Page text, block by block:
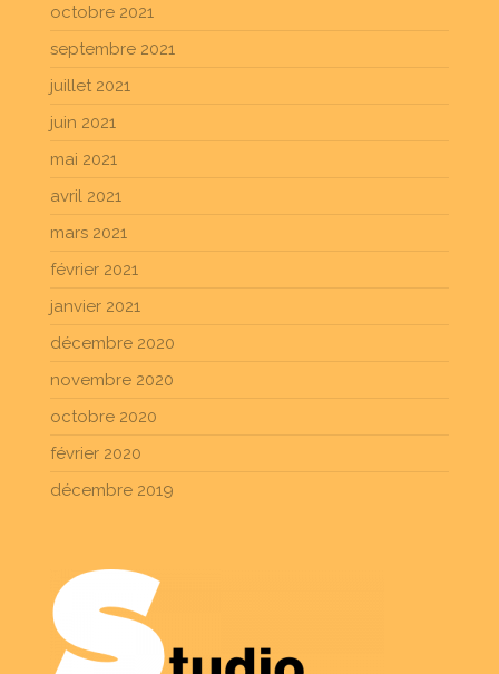
octobre 2021
septembre 2021
juillet 2021
juin 2021
mai 2021
avril 2021
mars 2021
février 2021
janvier 2021
décembre 2020
novembre 2020
octobre 2020
février 2020
décembre 2019